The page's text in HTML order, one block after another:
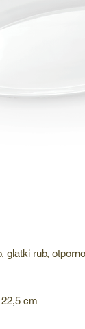
glatki rub,
cm